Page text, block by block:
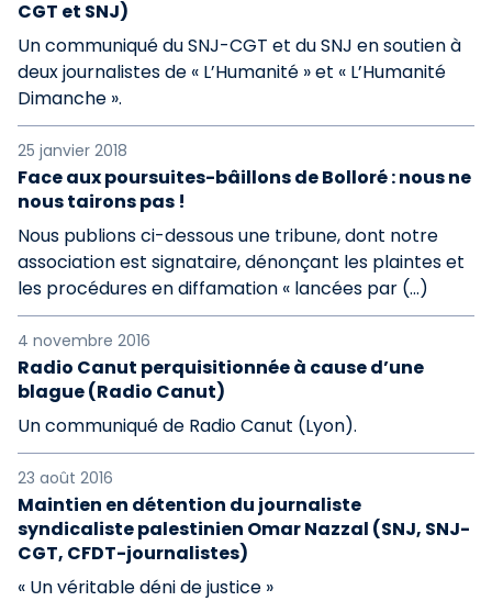
CGT et SNJ)
Un communiqué du SNJ-CGT et du SNJ en soutien à
deux journalistes de « L’Humanité » et « L’Humanité
Dimanche ».
25 janvier 2018
Face aux poursuites-bâillons de Bolloré : nous ne
nous tairons pas !
Nous publions ci-dessous une tribune, dont notre
association est signataire, dénonçant les plaintes et
les procédures en diffamation « lancées par (…)
4 novembre 2016
Radio Canut perquisitionnée à cause d’une
blague (Radio Canut)
Un communiqué de Radio Canut (Lyon).
23 août 2016
Maintien en détention du journaliste
syndicaliste palestinien Omar Nazzal (SNJ, SNJ-
CGT, CFDT-journalistes)
« Un véritable déni de justice »